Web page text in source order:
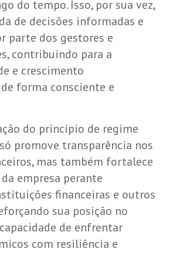
do tempo. Isso, por sua vez,
de decisões informadas e
parte dos gestores e
contribuindo para a
e crescimento
forma consciente e
do princípio de regime
promove transparência nos
mas também fortalece
empresa perante
financeiras e outros
sua posição no
de enfrentar
com resiliência e